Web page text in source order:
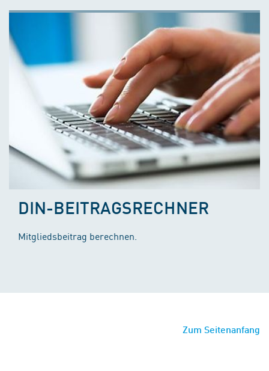
DIN-BEITRAGSRECHNER
Mitgliedsbeitrag berechnen.
Zum Seitenanfang